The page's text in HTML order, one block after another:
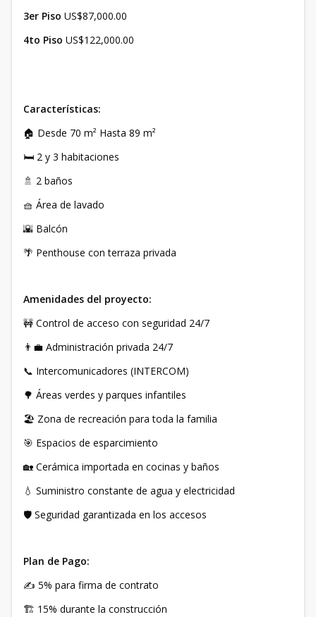
3er Piso US$87,000.00
4to Piso US$122,000.00
Características:
🏠 Desde 70 m² Hasta 89 m²
🛏️ 2 y 3 habitaciones
🚿 2 baños
🧺 Área de lavado
🌇 Balcón
🌴 Penthouse con terraza privada
Amenidades del proyecto:
🚧 Control de acceso con seguridad 24/7
👨‍💼 Administración privada 24/7
📞 Intercomunicadores (INTERCOM)
🌳 Áreas verdes y parques infantiles
🏖️ Zona de recreación para toda la familia
🎯 Espacios de esparcimiento
🏡 Cerámica importada en cocinas y baños
💧 Suministro constante de agua y electricidad
🛡️ Seguridad garantizada en los accesos
Plan de Pago:
✍️ 5% para firma de contrato
🏗️ 15% durante la construcción